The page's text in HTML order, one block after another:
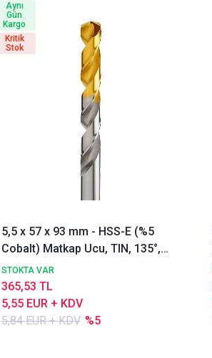
5,5 x 57 x 93 mm - HSS-E (%5
Cobalt) Matkap Ucu, TIN, 135°,
DIN338 Delik Delme ucu,
Nachreiner
STOKTA VAR
5,84 EUR + KDV %5
5,55 EUR + KDV
365,53 TL
Aynı
Gün
Kargo
Kritik
Stok